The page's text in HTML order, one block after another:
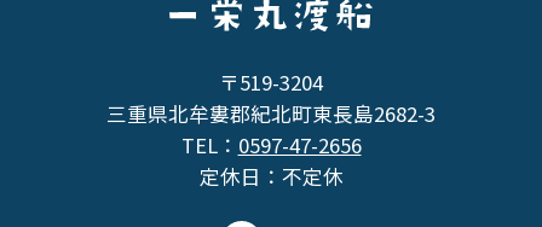
〒519-3204
三重県北牟婁郡紀北町東長島2682-3
TEL： 0597-47-2656
定休日：不定休